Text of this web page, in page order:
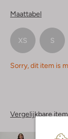
Maattabel
XS S
Sorry, dit item is
Vergelijkbare